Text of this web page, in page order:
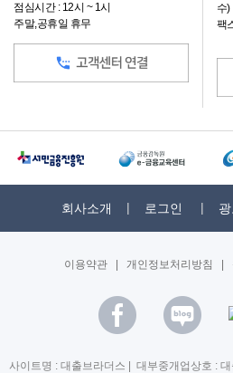
점심시간 : 12시 ~ 1시
주말,공휴일 휴무
수)
팩
회사소개 로그인
이용약관 개인정보처리방침
사이트명 : 대출브라더스 | 대부중개업상호 :